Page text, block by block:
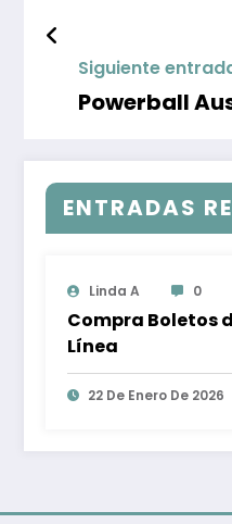
Siguiente
Powerball
ENTRADAS
Linda A 0
Compra Boletos
Línea
22 De Enero De 2026